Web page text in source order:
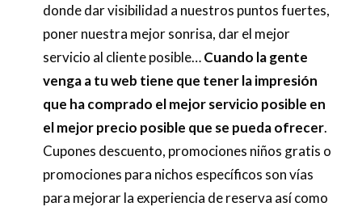
donde dar visibilidad a nuestros puntos fuertes,
poner nuestra mejor sonrisa, dar el mejor
servicio al cliente posible…Cuando la gente
venga a tu web tiene que tener la impresión
que ha comprado el mejor servicio posible en
el mejor precio posible que se pueda ofrecer.
Cupones descuento, promociones niños gratis o
promociones para nichos específicos son vías
para mejorar la experiencia de reserva así como